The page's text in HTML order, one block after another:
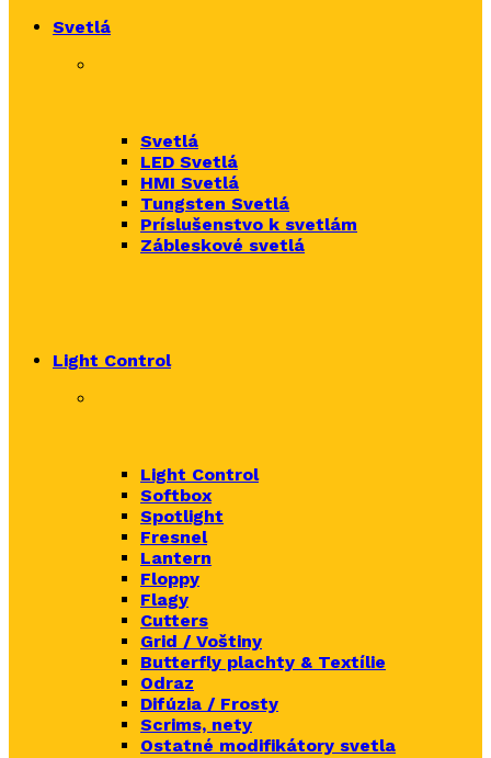
Svetlá
Svetlá
LED Svetlá
HMI Svetlá
Tungsten Svetlá
Príslušenstvo k svetlám
Zábleskové svetlá
Light Control
Light Control
Softbox
Spotlight
Fresnel
Lantern
Floppy
Flagy
Cutters
Grid / Voštiny
Butterfly plachty & Textílie
Odraz
Difúzia / Frosty
Scrims, nety
Ostatné modifikátory svetla